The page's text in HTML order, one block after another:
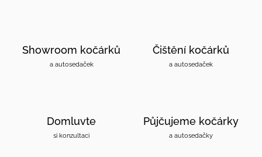
Showroom kočárků
a autosedaček
Čištění kočárků
a autosedaček
Domluvte
si konzultaci
Půjčujeme kočárky
a autosedačky